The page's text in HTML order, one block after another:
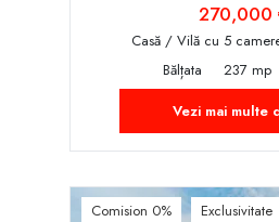
270,000
Casă / Vilă cu 5
Bălțata
237 mp
Vezi mai multe
Comision 0% Exclusivitate